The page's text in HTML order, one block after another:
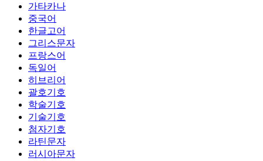
가타카나
중국어
한글고어
그리스문자
프랑스어
독일어
히브리어
괄호기호
학술기호
기술기호
첨자기호
라틴문자
러시아문자